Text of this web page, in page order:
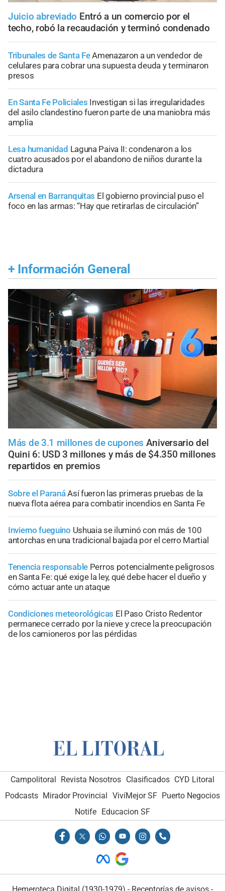
Juicio abreviado Entró a un comercio por el
techo, robó la recaudación y terminó condenado
Tribunales de Santa FeAmenazaron a un vendedor de
celulares para cobrar una supuesta deuda y terminaron
presos
En Santa Fe Policiales Investigan si las irregularidades
del asilo clandestino fueron parte de una maniobra más
amplia
Lesa humanidad Laguna Paiva II: condenaron a los
cuatro acusados por el abandono de niños durante la
dictadura
Arsenal en Barranquitas El gobierno provincial puso el
foco en las armas: “Hay que retirarlas de circulación”
+ Información General
Más de 3.1 millones de cupones Aniversario del
Quini 6: USD 3 millones y más de $4.350 millones
repartidos en premios
Sobre el ParanáAsí fueron las primeras pruebas de la
nueva flota aérea para combatir incendios en Santa Fe
Invierno fueguino Ushuaia se iluminó con más de 100
antorchas en una tradicional bajada por el cerro Martial
Tenencia responsable Perros potencialmente peligrosos
en Santa Fe: qué exige la ley, qué debe hacer el dueño y
cómo actuar ante un ataque
Condiciones meteorológicas El Paso Cristo Redentor
permanece cerrado por la nieve y crece la preocupación
de los camioneros por las pérdidas
Campolitoral Revista Nosotros Clasificados CYD Litoral
Podcasts Mirador Provincial VivíMejor SF Puerto Negocios
Notife
Educacion SF
Campolitoral Revista Nosotros Clasificados CYD Litoral
Podcasts Mirador Provincial VivíMejor SF Puerto Negocios
Notife
Educacion SF